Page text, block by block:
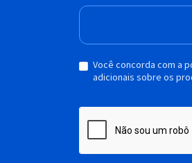
Você concorda com a
adicionais sobre os